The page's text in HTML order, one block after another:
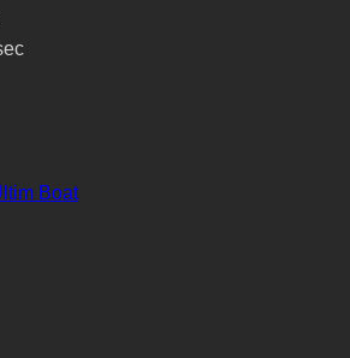
Boat